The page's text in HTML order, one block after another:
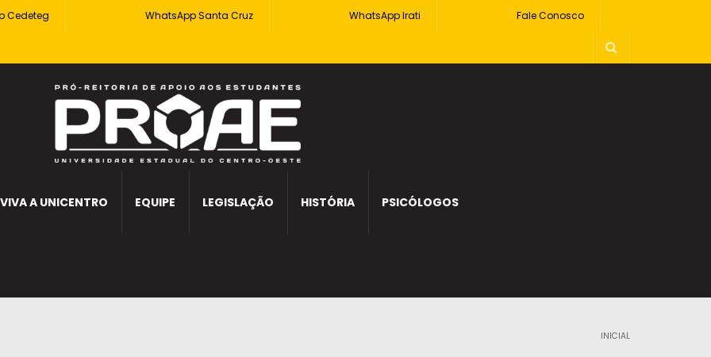
Cedeteg WhatsApp Santa Cruz WhatsApp Irati Fale Conosco
VIVA A UNICENTRO EQUIPE LEGISLAÇÃO HISTÓRIA PSICÓLOGOS
INICIAL